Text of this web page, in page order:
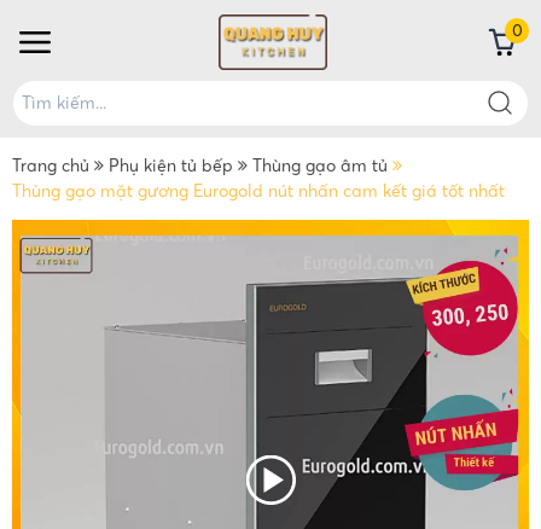
0
Trang chủ Phụ kiện tủ bếp
Thùng gạo âm tủ
Thùng gạo mặt gương Eurogold nút nhấn cam kết giá tốt nhất